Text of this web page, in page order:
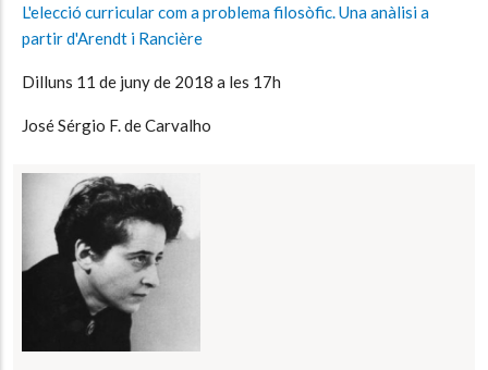
L'elecció curricular com a problema filosòfic. Una anàlisi a
partir d'Arendt i Rancière
Dilluns 11 de juny de 2018 a les 17h
José Sérgio F. de Carvalho